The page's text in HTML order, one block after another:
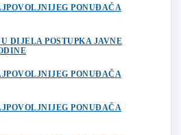
PONUĐAČA
DIJELA POSTUPKA JAVNE
PONUĐAČA
PONUĐAČA